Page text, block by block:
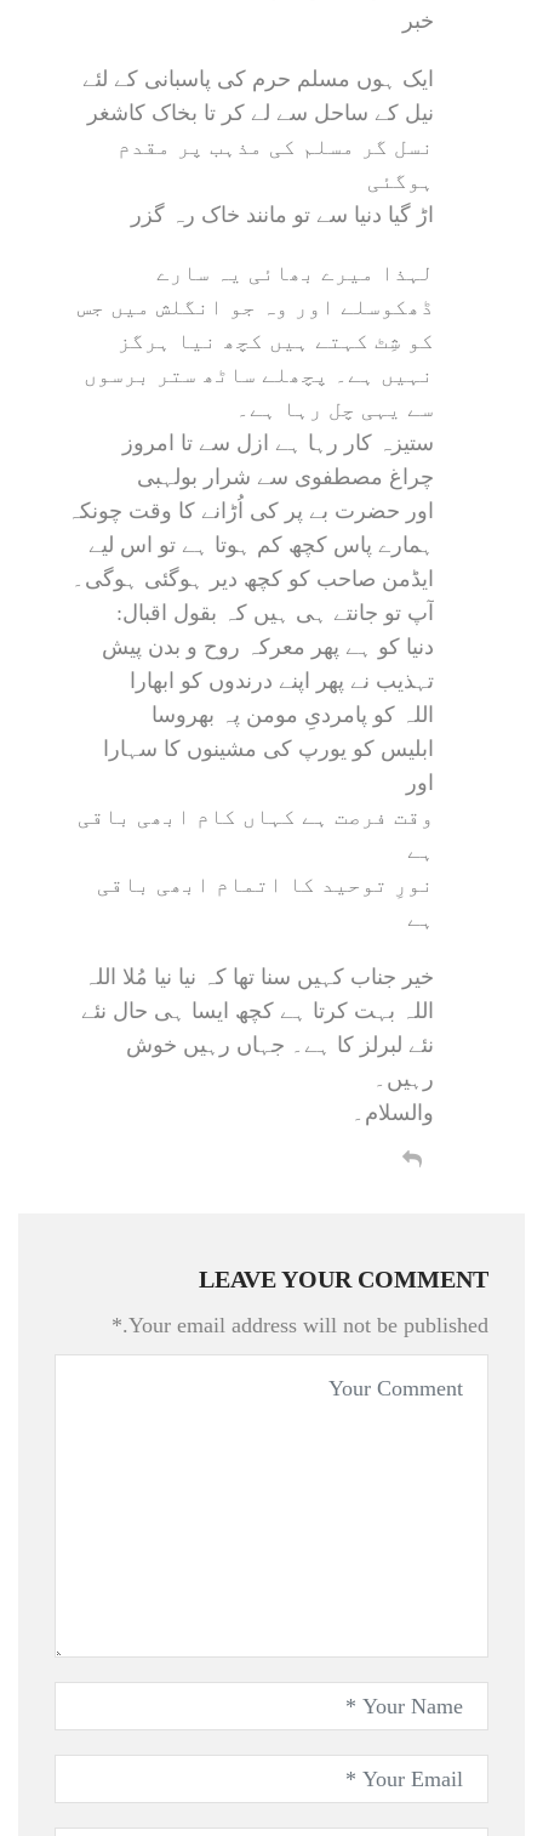
خبر
ایک ہوں مسلم حرم کی پاسبانی کے لئے
نیل کے ساحل سے لے کر تا بخاک کاشغر
نسل گر مسلم کی مذہب پر مقدم
ہوگئی
اڑ گیا دنیا سے تو مانند خاک رہ گزر
لہذا میرے بھائی یہ سارے
ڈھکوسلے اور وہ جو انگلش میں جس
کو شِٹ کہتے ہیں کچھ نیا ہرگز
نہیں ہے۔ پچھلے ساٹھ ستر برسوں
سے یہی چل رہا ہے۔
ستیزہ کار رہا ہے ازل سے تا امروز
چراغ مصطفوی سے شرار بولہبی
اور حضرت بے پر کی اُڑانے کا وقت چونکہ
ہمارے پاس کچھ کم ہوتا ہے تو اس لیے
ایڈمن صاحب کو کچھ دیر ہوگئی ہوگی۔
آپ تو جانتے ہی ہیں کہ بقول اقبال:
دنیا کو ہے پھر معرکہ روح و بدن پیش
تہذیب نے پھر اپنے درندوں کو ابھارا
اللہ کو پامردیِ مومن پہ بھروسا
ابلیس کو یورپ کی مشینوں کا سہارا
اور
وقت فرصت ہے کہاں کام ابھی باقی
ہے
نورِ توحید کا اتمام ابھی باقی
ہے
خیر جناب کہیں سنا تھا کہ نیا نیا مُلا اللہ
اللہ بہت کرتا ہے کچھ ایسا ہی حال نئے
نئے لبرلز کا ہے۔ جہاں رہیں خوش
رہیں۔
والسلام۔
LEAVE YOUR COMMENT
Your email address will not be published.*